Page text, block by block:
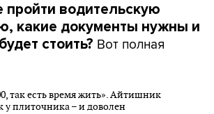
пройти водительскую
какие документы нужны и
стоить? Вот полная